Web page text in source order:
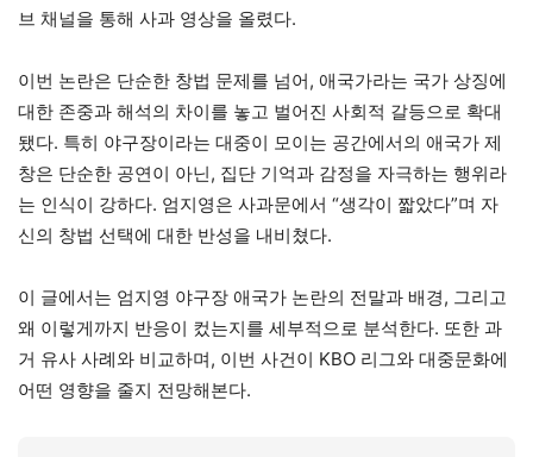
브 채널을 통해 사과 영상을 올렸다.
이번 논란은 단순한 창법 문제를 넘어, 애국가라는 국가 상징에
대한 존중과 해석의 차이를 놓고 벌어진 사회적 갈등으로 확대
됐다. 특히 야구장이라는 대중이 모이는 공간에서의 애국가 제
창은 단순한 공연이 아닌, 집단 기억과 감정을 자극하는 행위라
는 인식이 강하다. 엄지영은 사과문에서 “생각이 짧았다”며 자
신의 창법 선택에 대한 반성을 내비쳤다.
이 글에서는 엄지영 야구장 애국가 논란의 전말과 배경, 그리고
왜 이렇게까지 반응이 컸는지를 세부적으로 분석한다. 또한 과
거 유사 사례와 비교하며, 이번 사건이 KBO 리그와 대중문화에
어떤 영향을 줄지 전망해본다.